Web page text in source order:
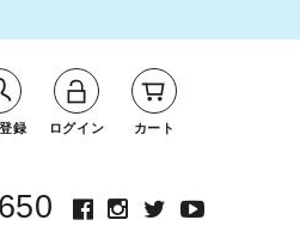
録 ログイン カート